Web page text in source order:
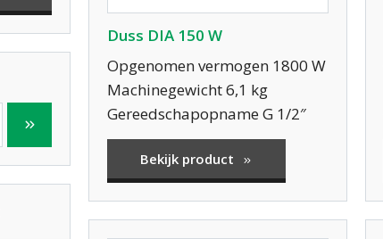
Duss DIA 150 W
Opgenomen vermogen 1800 W
Machinegewicht 6,1 kg
Gereedschapopname G 1/2″
Bekijk product